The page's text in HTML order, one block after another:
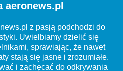
aeronews.pl
z pasją podchodzi do
Uwielbiamy dzielić się
sprawiając, że nawet
stają się jasne i zrozumiałe.
i zachęcać do odkrywania